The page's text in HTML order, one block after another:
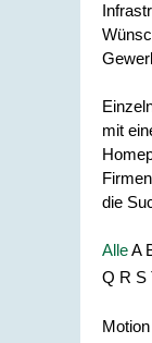
mit
die
AlleA
Q R S